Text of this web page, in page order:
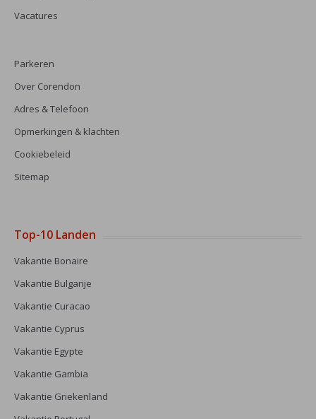
Vacatures
Parkeren
Over Corendon
Adres & Telefoon
Opmerkingen & klachten
Cookiebeleid
Sitemap
Top-10 Landen
Vakantie Bonaire
Vakantie Bulgarije
Vakantie Curacao
Vakantie Cyprus
Vakantie Egypte
Vakantie Gambia
Vakantie Griekenland